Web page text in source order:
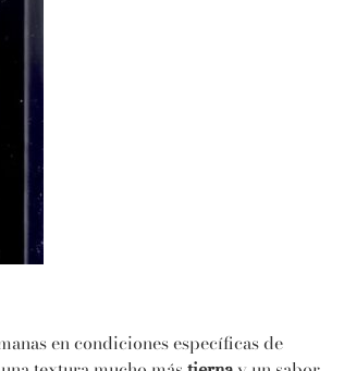
en condiciones específicas de